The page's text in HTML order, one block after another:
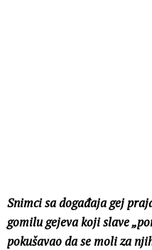
Snimci sa događaja gej
gomilu gejeva koji slave
pokušavao da se moli za